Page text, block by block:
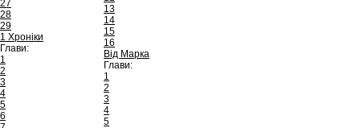
27
28
29
1 Хроніки
Глави:
1
2
3
4
5
6
13
14
15
16
Від Марка
Глави:
1
2
3
4
5